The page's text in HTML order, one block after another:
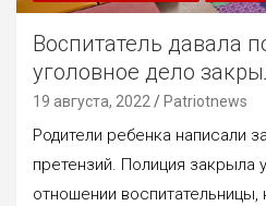
Воспитатель давала
уголовное дело
19 августа, 2022 Patriotnews
Родители ребенка написали
претензий. Полиция закрыла
отношении воспитательницы,